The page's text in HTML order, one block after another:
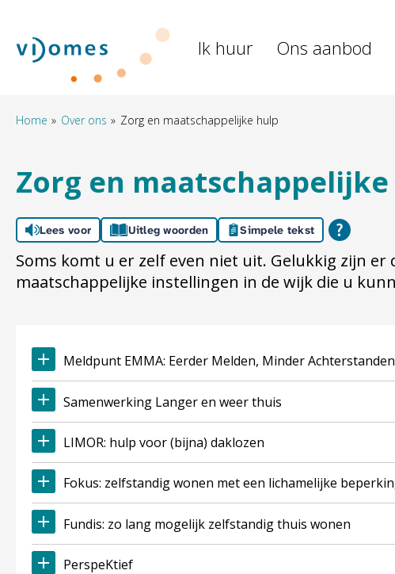
Naar hoofdinhoud
Naar hoofdnavigatiemenu
Naar zoeken
Naar de homepage Ik huur Ons aanbod
Home Over ons Zorg en maatschappelijke hulp
Zorg en
Lees voor Uitleg woorden Simpele tekst
Soms komt u er zelf even niet uit. Gelukkig zijn er
maatschappelijke instellingen in de wijk die u
Meldpunt EMMA: Eerder Melden, Minder Achterstanden
Samenwerking Langer en weer thuis
LIMOR: hulp voor (bijna) daklozen
Fokus: zelfstandig wonen met een lichamelijke
Fundis: zo lang mogelijk zelfstandig thuis wonen
PerspeKtief